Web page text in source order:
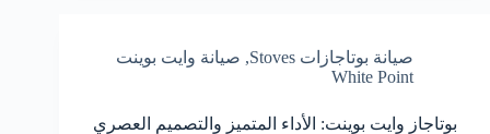
صيانة بوتاجازات Stoves , صيانة وايت بوينت
White Point
بوتاجاز وايت بوينت: الأداء المتميز والتصميم العصري